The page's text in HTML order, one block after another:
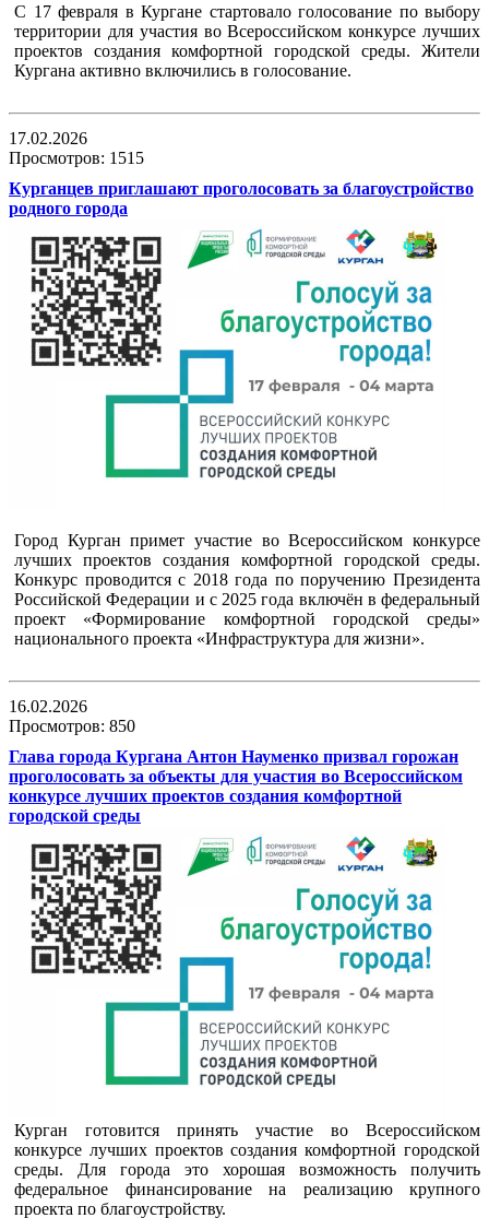
С 17 февраля в Кургане стартовало голосование по выбору
территории для участия во Всероссийском конкурсе лучших
проектов создания комфортной городской среды. Жители
Кургана активно включились в голосование.
17.02.2026
Просмотров: 1515
Курганцев приглашают проголосовать за благоустройство
родного города
Город Курган примет участие во Всероссийском конкурсе
лучших проектов создания комфортной городской среды.
Конкурс проводится с 2018 года по поручению Президента
Российской Федерации и с 2025 года включён в федеральный
проект «Формирование комфортной городской среды»
национального проекта «Инфраструктура для жизни».
16.02.2026
Просмотров: 850
Глава города Кургана Антон Науменко призвал горожан
проголосовать за объекты для участия во Всероссийском
конкурсе лучших проектов создания комфортной
городской среды
Курган готовится принять участие во Всероссийском
конкурсе лучших проектов создания комфортной городской
среды. Для города это хорошая возможность получить
федеральное финансирование на реализацию крупного
проекта по благоустройству.